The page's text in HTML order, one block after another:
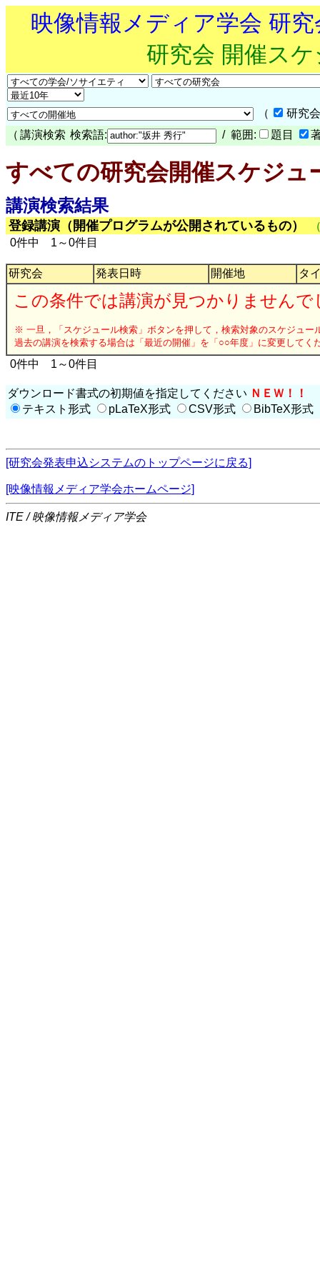
映像情報メディア学会 研
研究会 開催ス
（
研究
（ 講演検索 検索語: / 範囲: 題目
すべての研究会開催スケジュ
講演検索結果
登録講演（開催プログラムが公開されているもの）
0件中 1～0件目
研究会 発表日時 開催地 タ
この条件では講演が見つかりませんで
※ 一旦，「スケジュール検索」ボタンを押して，検索対象のスケジュー
過去の講演を検索する場合は「最近の開催」を「○○年度」に変更してく
0件中 1～0件目
ダウンロード書式の初期値を指定してください ＮＥＷ！！
テキスト形式
pLaTeX形式 CSV形式 BibTeX形式
[研究会発表申込システムのトップページに戻る]
[映像情報メディア学会ホームページ]
ITE / 映像情報メディア学会